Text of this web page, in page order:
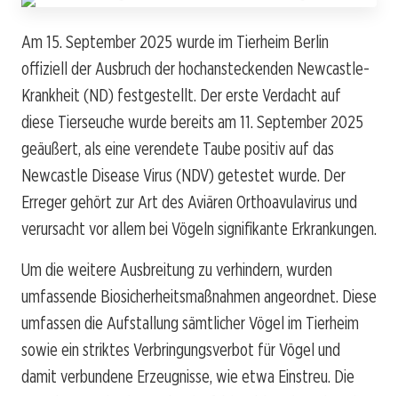
Am 15. September 2025 wurde im Tierheim Berlin
offiziell der Ausbruch der hochansteckenden Newcastle-
Krankheit (ND) festgestellt. Der erste Verdacht auf
diese Tierseuche wurde bereits am 11. September 2025
geäußert, als eine verendete Taube positiv auf das
Newcastle Disease Virus (NDV) getestet wurde. Der
Erreger gehört zur Art des Aviären Orthoavulavirus und
verursacht vor allem bei Vögeln signifikante Erkrankungen.
Um die weitere Ausbreitung zu verhindern, wurden
umfassende Biosicherheitsmaßnahmen angeordnet. Diese
umfassen die Aufstallung sämtlicher Vögel im Tierheim
sowie ein striktes Verbringungsverbot für Vögel und
damit verbundene Erzeugnisse, wie etwa Einstreu. Die